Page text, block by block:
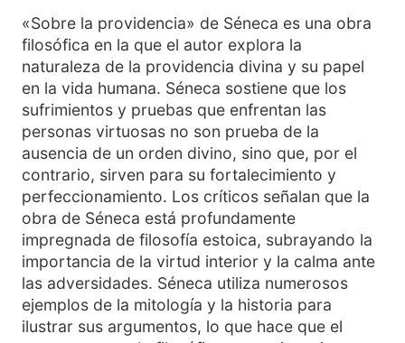
«Sobre la providencia» de Séneca es una obra
filosófica en la que el autor explora la
naturaleza de la providencia divina y su papel
en la vida humana. Séneca sostiene que los
sufrimientos y pruebas que enfrentan las
personas virtuosas no son prueba de la
ausencia de un orden divino, sino que, por el
contrario, sirven para su fortalecimiento y
perfeccionamiento. Los críticos señalan que la
obra de Séneca está profundamente
impregnada de filosofía estoica, subrayando la
importancia de la virtud interior y la calma ante
las adversidades. Séneca utiliza numerosos
ejemplos de la mitología y la historia para
ilustrar sus argumentos, lo que hace que el